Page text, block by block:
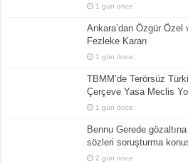
1 gün önce
Ankara’dan Özgür Özel
Fezleke Kararı
1 gün önce
TBMM’de Terörsüz
Çerçeve Yasa Meclis
1 gün önce
Bennu Gerede
sözleri soruşturma
2 gün önce